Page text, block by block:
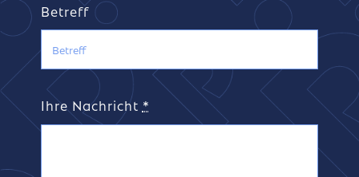
Betreff
Ihre Nachricht *